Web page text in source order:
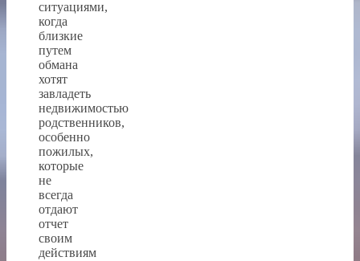
ситуациями,
когда
близкие
путем
обмана
хотят
завладеть
недвижимостью
родственников,
особенно
пожилых,
которые
не
всегда
отдают
отчет
своим
действиям